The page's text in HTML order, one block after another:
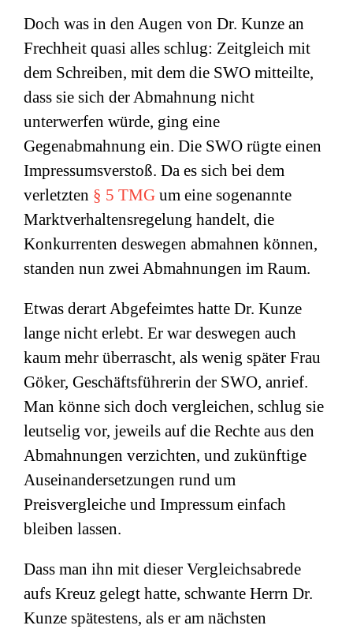
Doch was in den Augen von Dr. Kunze an
Frechheit quasi alles schlug: Zeitgleich mit
dem Schreiben, mit dem die SWO mitteilte,
dass sie sich der Abmahnung nicht
unterwerfen würde, ging eine
Gegenabmahnung ein. Die SWO rügte einen
Impressumsverstoß. Da es sich bei dem
verletzten § 5 TMG um eine sogenannte
Marktverhaltensregelung handelt, die
Konkurrenten deswegen abmahnen können,
standen nun zwei Abmahnungen im Raum.
Etwas derart Abgefeimtes hatte Dr. Kunze
lange nicht erlebt. Er war deswegen auch
kaum mehr überrascht, als wenig später Frau
Göker, Geschäftsführerin der SWO, anrief.
Man könne sich doch vergleichen, schlug sie
leutselig vor, jeweils auf die Rechte aus den
Abmahnungen verzichten, und zukünftige
Auseinandersetzungen rund um
Preisvergleiche und Impressum einfach
bleiben lassen.
Dass man ihn mit dieser Vergleichsabrede
aufs Kreuz gelegt hatte, schwante Herrn Dr.
Kunze spätestens, als er am nächsten